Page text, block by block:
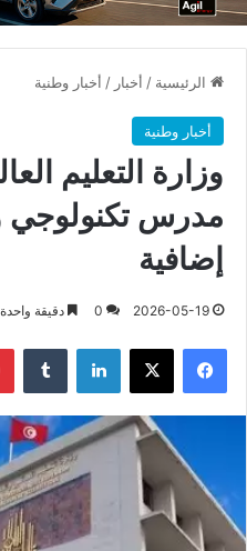
الرئيسية / أخبار / أخبار وطنية
أخبار وطنية
مدرس
إضافية
2026-05-19
0 دقيقة واحدة
فيسبوك X لينكدإن